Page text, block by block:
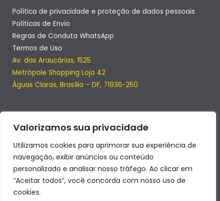
Valorizamos sua privacidade
Utilizamos cookies para aprimorar sua experiência de
navegação, exibir anúncios ou conteúdo
personalizado e analisar nosso tráfego. Ao clicar em
“Aceitar todos”, você concorda com nosso uso de
cookies.
Política de privacidade e proteção de dados pessoais
Políticas de Envio
Regras de Conduta WhatsApp
Termos de Uso
Av. das Araucárias, 1525
Metrópole Shopping Loja 42
Águas Claras, Brasília – DF, 71936-250